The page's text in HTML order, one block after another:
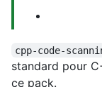
cpp-code-
standard pour
ce pack.